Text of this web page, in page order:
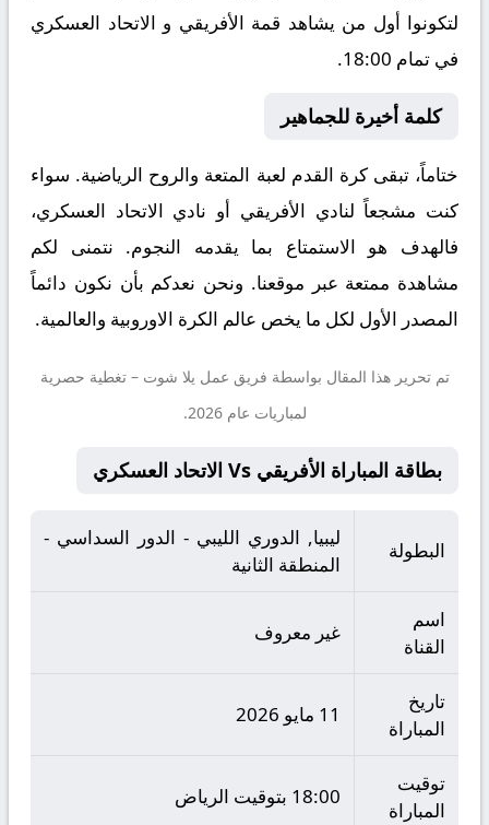
لتكونوا أول من يشاهد قمة الأفريقي و الاتحاد العسكري
في تمام 18:00.
كلمة أخيرة للجماهير
ختاماً، تبقى كرة القدم لعبة المتعة والروح الرياضية. سواء
كنت مشجعاً لنادي الأفريقي أو نادي الاتحاد العسكري،
فالهدف هو الاستمتاع بما يقدمه النجوم. نتمنى لكم
مشاهدة ممتعة عبر موقعنا. ونحن نعدكم بأن نكون دائماً
المصدر الأول لكل ما يخص عالم الكرة الاوروبية والعالمية.
تم تحرير هذا المقال بواسطة فريق عمل يلا شوت – تغطية حصرية
لمباريات عام 2026.
بطاقة المباراة الأفريقي Vs الاتحاد العسكري
البطولة
ليبيا, الدوري الليبي - الدور السداسي -
المنطقة الثانية
اسم
القناة
غير معروف
تاريخ
المباراة
11 مايو 2026
توقيت
المباراة
18:00 بتوقيت الرياض